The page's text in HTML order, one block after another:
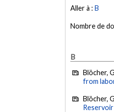
Aller à :B
Nombre de
B
Blöcher,
from
Blöcher,